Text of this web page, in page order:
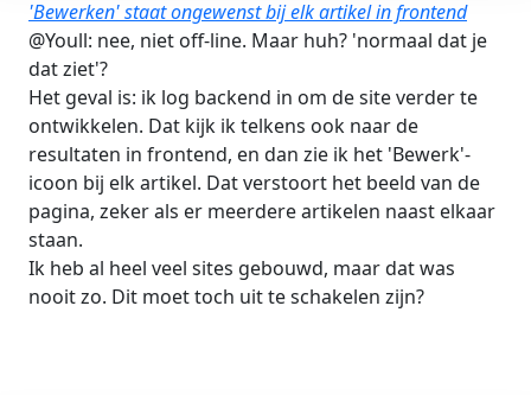
'Bewerken' staat ongewenst bij elk artikel in frontend
@Youll: nee, niet off-line. Maar huh? 'normaal dat je
dat ziet'?
Het geval is: ik log backend in om de site verder te
ontwikkelen. Dat kijk ik telkens ook naar de
resultaten in frontend, en dan zie ik het 'Bewerk'-
icoon bij elk artikel. Dat verstoort het beeld van de
pagina, zeker als er meerdere artikelen naast elkaar
staan.
Ik heb al heel veel sites gebouwd, maar dat was
nooit zo. Dit moet toch uit te schakelen zijn?